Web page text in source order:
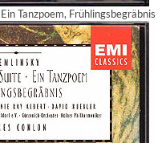
Tanzpoem, Frühlingsbegräbnis